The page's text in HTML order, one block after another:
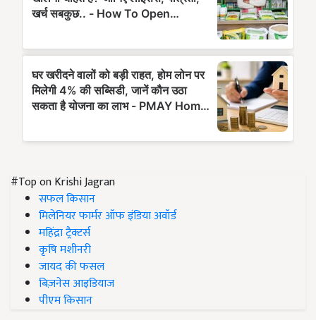
#Top on Krishi Jagran
सफल किसान
मिलेनियर फार्मर ऑफ इंडिया अवॉर्ड
महिंद्रा ट्रैक्टर्स
कृषि मशीनरी
जायद की फसल
बिज़नेस आइडियाज
पीएम किसान